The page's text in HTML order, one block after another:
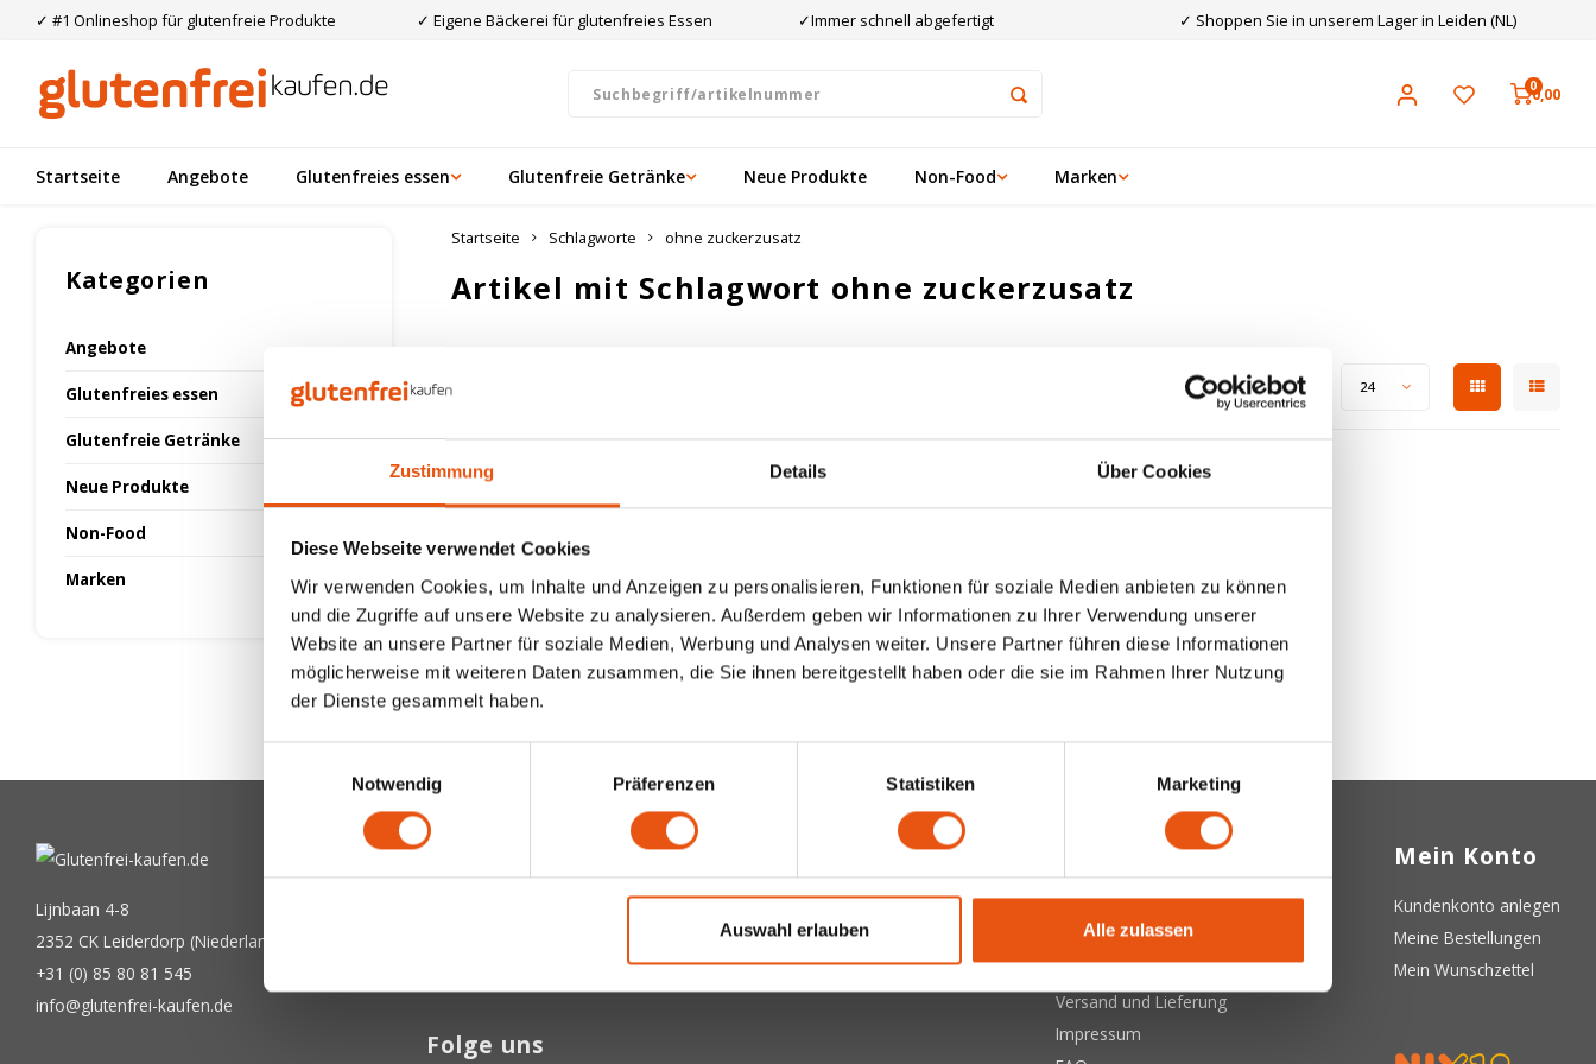
Zustimmung Details Über Cookies
Diese Webseite verwendet Cookies
Wir verwenden Cookies, um Inhalte und Anzeigen zu personalisieren, Funktionen für soziale Medien anbieten zu können
und die Zugriffe auf unsere Website zu analysieren. Außerdem geben wir Informationen zu Ihrer Verwendung unserer
Website an unsere Partner für soziale Medien, Werbung und Analysen weiter. Unsere Partner führen diese Informationen
möglicherweise mit weiteren Daten zusammen, die Sie ihnen bereitgestellt haben oder die sie im Rahmen Ihrer Nutzung
der Dienste gesammelt haben.
Notwendig
Präferenzen Statistiken Marketing
Auswahl erlauben Alle zulassen
✓ #1 Onlineshop für glutenfreie Produkte ✓ Eigene Bäckerei für glutenfreies Essen ✓Immer schnell abgefertigt ✓ Shoppen Sie in unserem Lager in Leiden (NL)
00,00
Startseite Angebote Glutenfreies essen Glutenfreie Getränke Neue Produkte Non-Food Marken
Kategorien
Angebote
Glutenfreies essen
Glutenfreie Getränke
Neue Produkte
Non-Food
Marken
Startseite Schlagworte ohne zuckerzusatz
Artikel mit Schlagwort ohne zuckerzusatz
Zeige 1 - 0 von 0 Anzeigen: 24
Lijnbaan 4-8
2352 CK Leiderdorp (Niederlande)
+31 (0) 85 80 81 545
info@glutenfrei-kaufen.de
Bekommen Sie letzten Updates, Neuigkeiten und Promotionen per E-Mail
Abonnieren
Folge uns
Kundendienst
Über uns
Allgemeine Geschäftsbedingungen
Datenschutzerklärung
Versand und Lieferung
Impressum
Mein Konto
Kundenkonto anlegen
Meine Bestellungen
Mein Wunschzettel